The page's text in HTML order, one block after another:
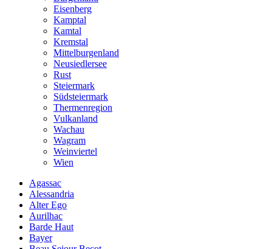
Eisenberg
Kamptal
Kamtal
Kremstal
Mittelburgenland
Neusiedlersee
Rust
Steiermark
Südsteiermark
Thermenregion
Vulkanland
Wachau
Wagram
Weinviertel
Wien
Agassac
Alessandria
Alter Ego
Aurilhac
Barde Haut
Bayer